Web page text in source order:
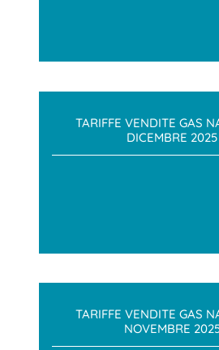
TARIFFE VENDITE GAS
DICEMBRE 2025
TARIFFE VENDITE GAS
NOVEMBRE